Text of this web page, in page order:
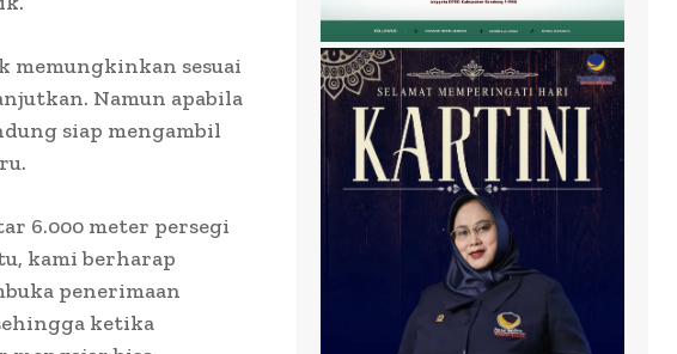
memungkinkan sesuai
Namun apabila
siap mengambil
6.000 meter persegi
kami berharap
penerimaan
ketika